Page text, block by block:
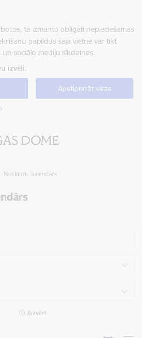
tā izmanto obligāti nepieciešamās
papildus šajā vietnē var tikt
sociālo mediju sīkdatnes.
izvēli:
Apstiprināt visas
Notikumu kalendārs
Aizvērt